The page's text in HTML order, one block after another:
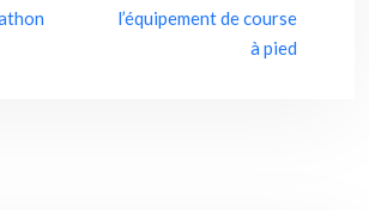
l’équipement de course
à pied